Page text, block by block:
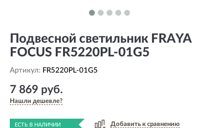
Подвесной светильник FRAYA
FOCUS FR5220PL-01G5
Артикул: FR5220PL-01G5
7 869 руб.
Нашли дешевле?
ЕСТЬ В НАЛИЧИИ Добавить к сравнению